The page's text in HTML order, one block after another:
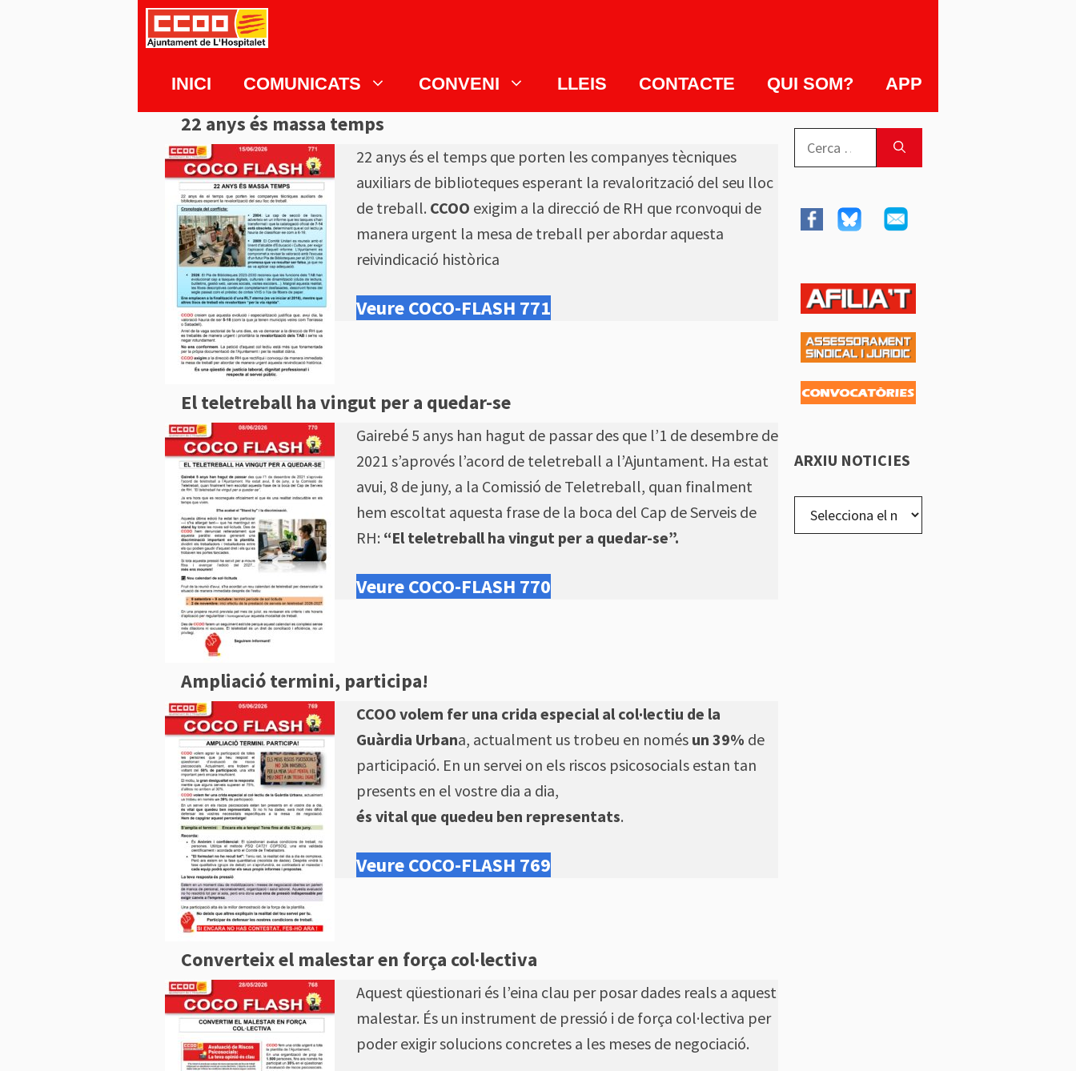
INICI COMUNICATS CONVENI LLEIS CONTACTE QUI SOM? APP
22 anys és massa temps
22 anys és el temps que porten les companyes tècniques
auxiliars de biblioteques esperant la revalorització del seu lloc
de treball. CCOO exigim a la direcció de RH que rconvoqui de
manera urgent la mesa de treball per abordar aquesta
reivindicació històrica
Veure COCO-FLASH 771
El teletreball ha vingut per a quedar-se
Gairebé 5 anys han hagut de passar des que l’1 de desembre de
2021 s’aprovés l’acord de teletreball a l’Ajuntament. Ha estat
avui, 8 de juny, a la Comissió de Teletreball, quan finalment
hem escoltat aquesta frase de la boca del Cap de Serveis de
RH: “El teletreball ha vingut per a quedar-se”.
Veure COCO-FLASH 770
Ampliació termini, participa!
CCOO volem fer una crida especial al col·lectiu de la
Guàrdia Urbana, actualment us trobeu en només un 39% de
participació. En un servei on els riscos psicosocials estan tan
presents en el vostre dia a dia,
és vital que quedeu ben representats.
Veure COCO-FLASH 769
Converteix el malestar en força col·lectiva
Aquest qüestionari és l’eina clau per posar dades reals a aquest
malestar. És un instrument de pressió i de força col·lectiva per
poder exigir solucions concretes a les meses de negociació.
ARXIU NOTICIES
noticies